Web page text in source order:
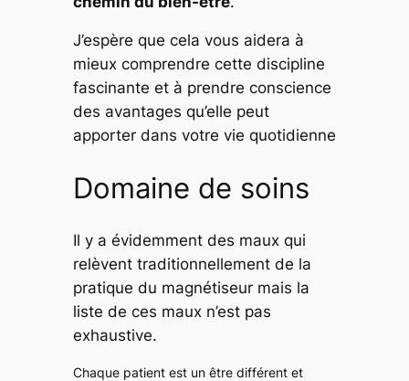
J’espère que cela vous aidera à
mieux comprendre cette discipline
fascinante et à prendre conscience
des avantages qu’elle peut
apporter dans votre vie quotidienne
Domaine de soins
Il y a évidemment des maux qui
relèvent traditionnellement de la
pratique du magnétiseur mais la
liste de ces maux n’est pas
exhaustive.
Chaque patient est un être différent et